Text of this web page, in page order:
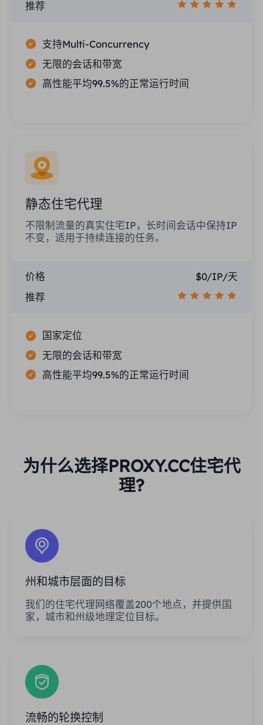
推荐
支持Multi-Concurrency
无限的会话和带宽
高性能平均99.5%的正常运行时间
静态住宅代理
不限制流量的真实住宅IP，长时间会话中保持IP
不变，适用于持续连接的任务。
价格
$0/IP/天
推荐
国家定位
无限的会话和带宽
高性能平均99.5%的正常运行时间
为什么选择PROXY.CC住宅代
理?
州和城市层面的目标
我们的住宅代理网络覆盖200个地点，并提供国
家，城市和州级地理定位目标。
流畅的轮换控制